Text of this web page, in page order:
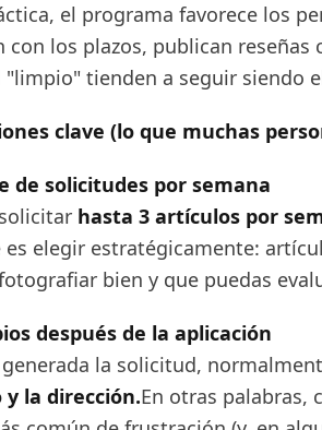
el programa favorece los
con los plazos, publican
tienden a seguir siendo
clave (lo que muchas
de solicitudes por semana
hasta 3 artículos por
es elegir estratégicamente:
bien y que puedas
después de la aplicación
generada la solicitud,
la dirección.En otras palabras,